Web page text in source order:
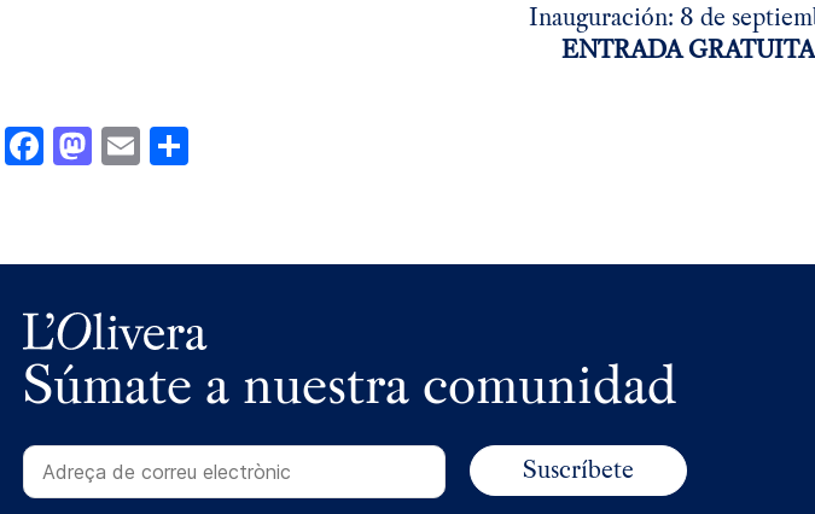
Inauguración: 8 de
ENTRADA GRATUITA
Facebook
Mastodon
Email
Súmate a nuestra comunidad